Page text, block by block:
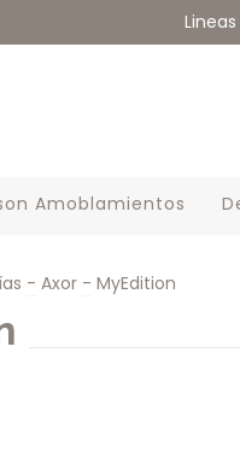
Amoblamientos
- Axor - MyEdition